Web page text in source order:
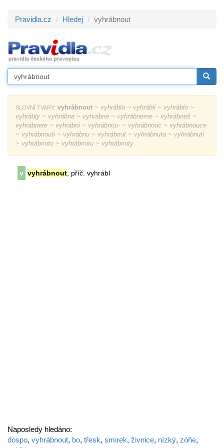
Pravidla.cz Hledej vyhrábnout
SLOVNÍ TVARY: vyhrábnout ~ vyhrábla ~ vyhrábli ~ vyhráblo ~
vyhrábly ~ vyhrábna ~ vyhrábne ~ vyhrábneme ~ vyhrábneš ~
vyhrábnete ~ vyhrábni ~ vyhrábnou- ~ vyhrábnouc ~ vyhrábnouce
~ vyhrábnouti ~ vyhrábnu ~ vyhrábnut ~ vyhrábnuta ~ vyhrábnuti
~ vyhrábnuto ~ vyhrábnutu ~ vyhrábnuty
v vyhrábnout , příč. vyhrábl
Naposledy hledáno:
dospo, vyhrábnout, bo, třesk, smirek, živnice, nízký, zóňe,